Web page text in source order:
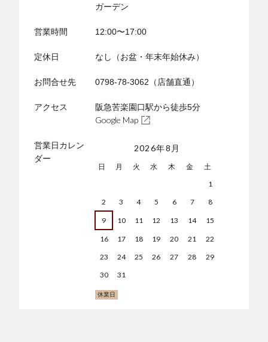
ガーデン
営業時間 12:00〜17:00
定休日 なし（お盆・年末年始休み）
お問合せ先 0798-78-3062（店舗直通）
アクセス 阪急苦楽園口駅から徒歩5分
Google Map
営業日カレン
ダー
2026年8月
日 月 火 水 木 金
土
1
2
3 4 5 6 7 8
9 10 11 12 13 14 15
16 17 18 19 20 21
22
23
24 25 26 27 28
29
30
31
休業日